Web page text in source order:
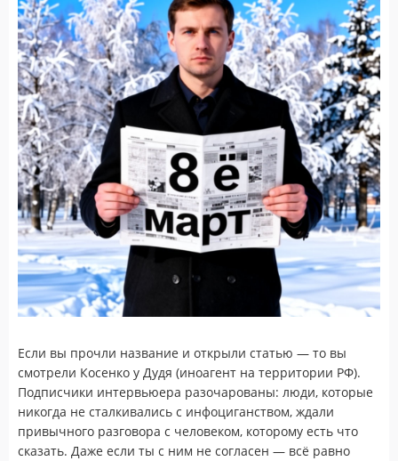
Если вы прочли название и открыли статью — то вы
смотрели Косенко у Дудя (иноагент на территории РФ).
Подписчики интервьюера разочарованы: люди, которые
никогда не сталкивались с инфоциганством, ждали
привычного разговора с человеком, которому есть что
сказать. Даже если ты с ним не согласен — всё равно